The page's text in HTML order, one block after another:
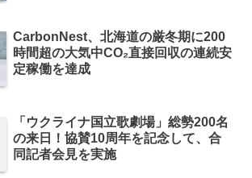
CarbonNest、北海道の厳冬期に200
時間超の大気中CO₂直接回収の連続安
定稼働を達成
「ウクライナ国立歌劇場」総勢200名
の来日！協賛10周年を記念して、合
同記者会見を実施